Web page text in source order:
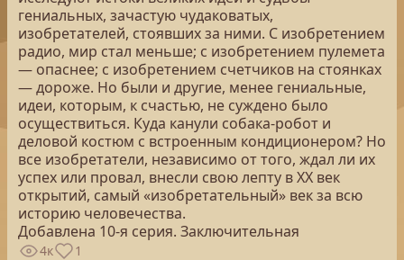
гениальных, зачастую чудаковатых,
изобретателей, стоявших за ними. С изобретением
радио, мир стал меньше; с изобретением пулемета
— опаснее; с изобретением счетчиков на стоянках
— дороже. Но были и другие, менее гениальные,
идеи, которым, к счастью, не суждено было
осуществиться. Куда канули собака-робот и
деловой костюм с встроенным кондиционером? Но
все изобретатели, независимо от того, ждал ли их
успех или провал, внесли свою лепту в ХХ век
открытий, самый «изобретательный» век за всю
историю человечества.
Добавлена 10-я серия. Заключительная
4к 1